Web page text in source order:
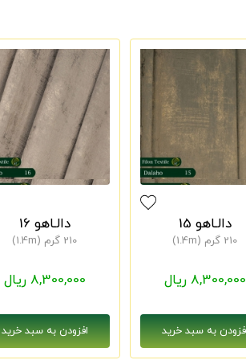
دالـاهو 15
210 گرم (1.4m)
8,300,000 ریال
دالـاهو 16
210 گرم (1.4m)
8,300,000 ریال